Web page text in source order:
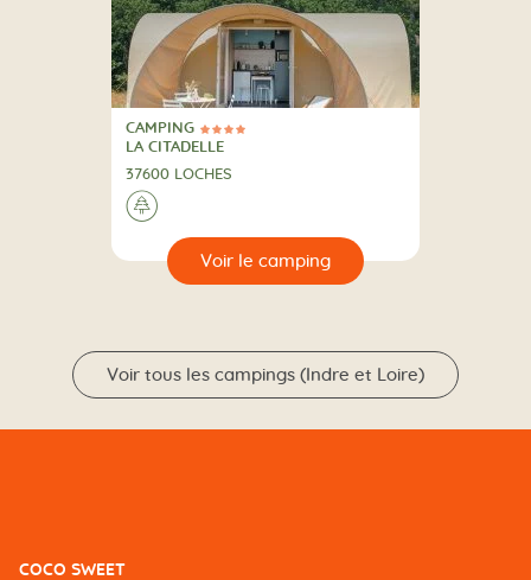
4 Étoiles
CAMPING
CAMPING
LA CITADELLE
37600 LOCHES
A la campagne
🌲
Voir tous les campings (Indre et Loire)
COCO SWEET